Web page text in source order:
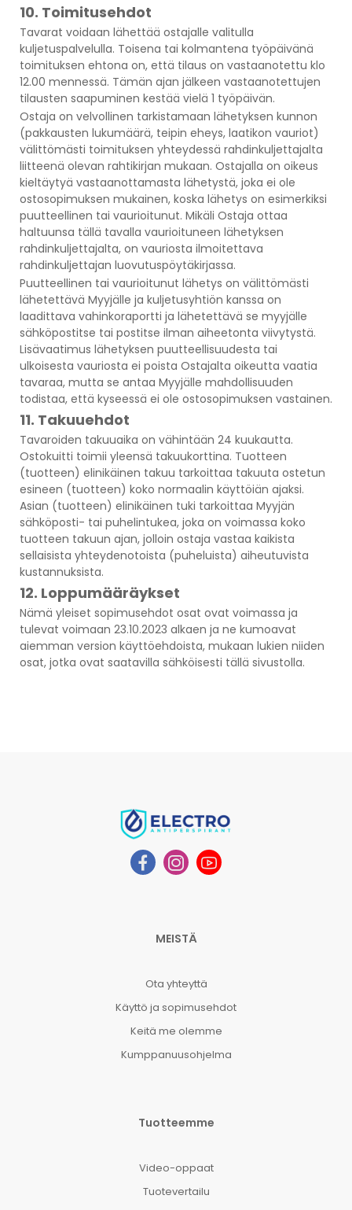
10. Toimitusehdot
Tavarat voidaan lähettää ostajalle valitulla
kuljetuspalvelulla. Toisena tai kolmantena työpäivänä
toimituksen ehtona on, että tilaus on vastaanotettu klo
12.00 mennessä. Tämän ajan jälkeen vastaanotettujen
tilausten saapuminen kestää vielä 1 työpäivän.
Ostaja on velvollinen tarkistamaan lähetyksen kunnon
(pakkausten lukumäärä, teipin eheys, laatikon vauriot)
välittömästi toimituksen yhteydessä rahdinkuljettajalta
liitteenä olevan rahtikirjan mukaan. Ostajalla on oikeus
kieltäytyä vastaanottamasta lähetystä, joka ei ole
ostosopimuksen mukainen, koska lähetys on esimerkiksi
puutteellinen tai vaurioitunut. Mikäli Ostaja ottaa
haltuunsa tällä tavalla vaurioituneen lähetyksen
rahdinkuljettajalta, on vauriosta ilmoitettava
rahdinkuljettajan luovutuspöytäkirjassa.
Puutteellinen tai vaurioitunut lähetys on välittömästi
lähetettävä Myyjälle ja kuljetusyhtiön kanssa on
laadittava vahinkoraportti ja lähetettävä se myyjälle
sähköpostitse tai postitse ilman aiheetonta viivytystä.
Lisävaatimus lähetyksen puutteellisuudesta tai
ulkoisesta vauriosta ei poista Ostajalta oikeutta vaatia
tavaraa, mutta se antaa Myyjälle mahdollisuuden
todistaa, että kyseessä ei ole ostosopimuksen vastainen.
11. Takuuehdot
Tavaroiden takuuaika on vähintään 24 kuukautta.
Ostokuitti toimii yleensä takuukorttina. Tuotteen
(tuotteen) elinikäinen takuu tarkoittaa takuuta ostetun
esineen (tuotteen) koko normaalin käyttöiän ajaksi.
Asian (tuotteen) elinikäinen tuki tarkoittaa Myyjän
sähköposti- tai puhelintukea, joka on voimassa koko
tuotteen takuun ajan, jolloin ostaja vastaa kaikista
sellaisista yhteydenotoista (puheluista) aiheutuvista
kustannuksista.
12. Loppumääräykset
Nämä yleiset sopimusehdot osat ovat voimassa ja
tulevat voimaan 23.10.2023 alkaen ja ne kumoavat
aiemman version käyttöehdoista, mukaan lukien niiden
osat, jotka ovat saatavilla sähköisesti tällä sivustolla.
MEISTÄ
Ota yhteyttä
Käyttö ja sopimusehdot
Keitä me olemme
Kumppanuusohjelma
Tuotteemme
Video-oppaat
Tuotevertailu